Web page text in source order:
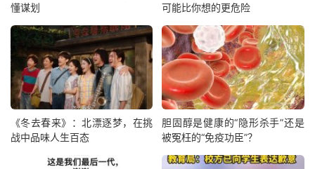
懂谋划
可能比你想的更危险
《冬去春来》：北漂逐梦，在挑
战中品味人生百态
胆固醇是健康的“隐形杀手”还是
被冤枉的“免疫功臣”？